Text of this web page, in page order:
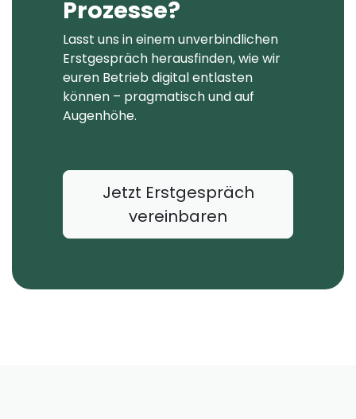
Prozesse?
Lasst uns in einem unverbindlichen
Erstgespräch herausfinden, wie wir
euren Betrieb digital entlasten
können – pragmatisch und auf
Augenhöhe.
Jetzt Erstgespräch
vereinbaren